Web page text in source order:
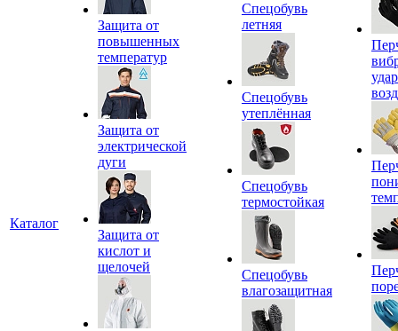
Каталог
Защита от
повышенных
температур
Защита от
электрической
дуги
Защита от
кислот и
щелочей
Спецобувь
летняя
Спецобувь
утеплённая
Спецобувь
термостойкая
Спецобувь
влагозащитная